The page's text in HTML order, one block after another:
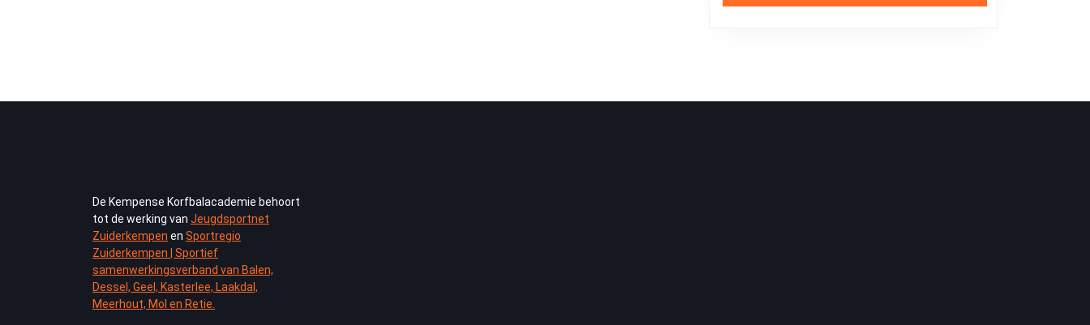
De Kempense Korfbalacademie behoort
tot de werking van Jeugdsportnet
Zuiderkempen en Sportregio
Zuiderkempen | Sportief
samenwerkingsverband van Balen,
Dessel, Geel, Kasterlee, Laakdal,
Meerhout, Mol en Retie.